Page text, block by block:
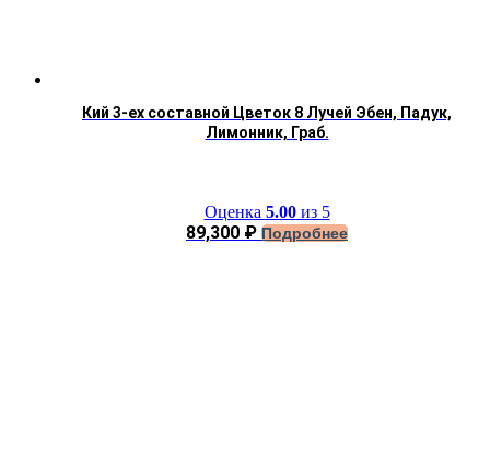
Кий 3-ех составной Цветок 8 Лучей Эбен, Падук,
Лимонник, Граб.
Оценка 5.00из 5
89,300 ₽ Подробнее